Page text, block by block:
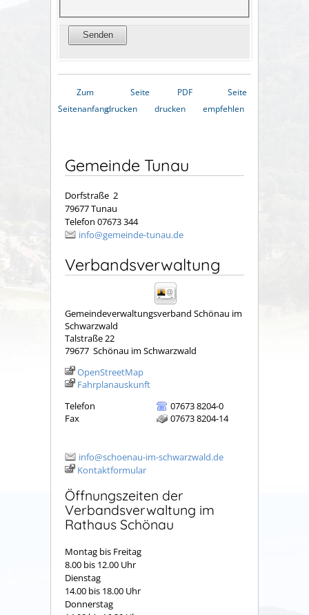
Zum
Seitenanfang
Seite
drucken
PDF
drucken
Seite
empfehlen
Gemeinde Tunau
Dorfstraße 2
79677 Tunau
Telefon 07673 344
info@gemeinde-tunau.de
Verbandsverwaltung
Gemeindeverwaltungsverband Schönau im
Schwarzwald
Talstraße 22
79677 Schönau im Schwarzwald
OpenStreetMap
Fahrplanauskunft
Telefon
07673 8204-0
Fax
07673 8204-14
info@schoenau-im-schwarzwald.de
Kontaktformular
Öffnungszeiten der
Verbandsverwaltung im
Rathaus Schönau
Montag bis Freitag
8.00 bis 12.00 Uhr
Dienstag
14.00 bis 18.00 Uhr
Donnerstag